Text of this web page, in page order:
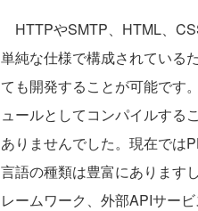
HTTPやSMTP、HTML、
単純な仕様で構成されている
ても開発することが可能です
ュールとしてコンパイルする
ありませんでした。現在では
言語の種類は豊富にあります
レームワーク、外部APIサー